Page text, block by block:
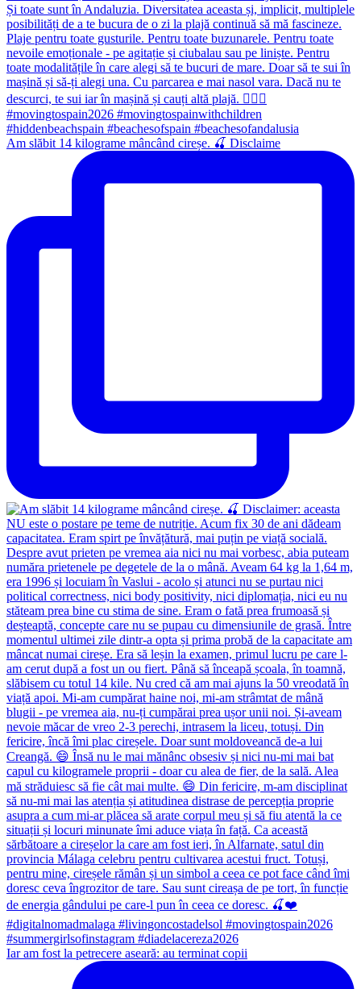
Am slăbit 14 kilograme mâncând cireșe. 🍒 Disclaime
Iar am fost la petrecere aseară: au terminat copii